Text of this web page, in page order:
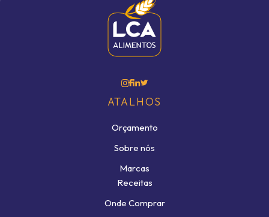
ATALHOS
Orçamento
Sobre nós
Marcas
Receitas
Onde Comprar